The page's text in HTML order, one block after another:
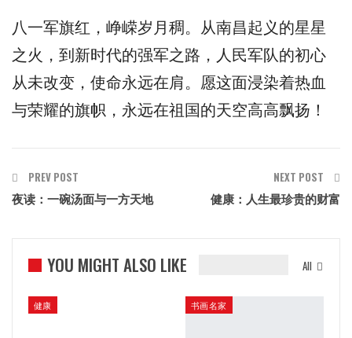
八一军旗红，峥嵘岁月稠。从南昌起义的星星
之火，到新时代的强军之路，人民军队的初心
从未改变，使命永远在肩。愿这面浸染着热血
与荣耀的旗帜，永远在祖国的天空高高飘扬！
PREV POST
夜读：一碗汤面与一方天地
NEXT POST
健康：人生最珍贵的财富
All
YOU MIGHT ALSO LIKE
健康 书画名家